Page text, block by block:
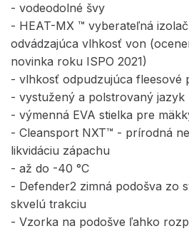
- vodeodolné švy
- HEAT-MX ™ vyberateľná
odvádzajúca vlhkosť von
novinka roku ISPO 2021)
- vlhkosť odpudzujúca fleesové
- vystužený a polstrovaný jazyk
- výmenná EVA stielka pre
- Cleansport NXT™ - prírodná
likvidáciu zápachu
- až do -40 °C
- Defender2 zimná podošva zo
skvelú trakciu
- Vzorka na podošve ľahko